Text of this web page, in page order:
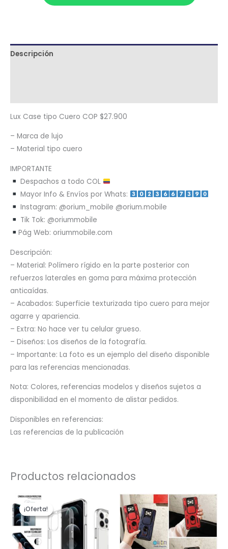
Descripción
Lux Case tipo Cuero COP $27.900
– Marca de lujo
– Material tipo cuero
IMPORTANTE
Despachos a todo COL
Mayor Info & Envíos por Whats:
Instagram: @orium_mobile @orium.mobile
Tik Tok: @oriummobile
Pág Web: oriummobile.com
Descripción:
– Material: Polímero rígido en la parte posterior con
refuerzos laterales en goma para máxima protección
anticaídas.
– Acabados: Superficie texturizada tipo cuero para mejor
agarre y apariencia.
– Extra: No hace ver tu celular grueso.
– Diseños: Los diseños de la fotografía.
– Importante: La foto es un ejemplo del diseño disponible
para las referencias mencionadas.
Nota: Colores, referencias modelos y diseños sujetos a
disponibilidad en el momento de alistar pedidos.
Disponibles en referencias:
Las referencias de la publicación
Productos relacionados
¡Oferta!
¡Oferta!
El
precio
original
era:
$22,900.
precio
actual
es:
$20,900.